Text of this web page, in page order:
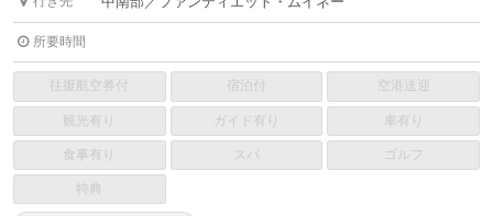
所要時間
往復航空券付 宿泊付 空港送迎
観光有り ガイド有り 車有り
食事有り スパ ゴルフ
特典